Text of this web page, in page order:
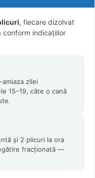
, fiecare dizolvat
conform indicațiilor
zilei
15–19, câte o cană
și 2 plicuri la ora
fracționată —